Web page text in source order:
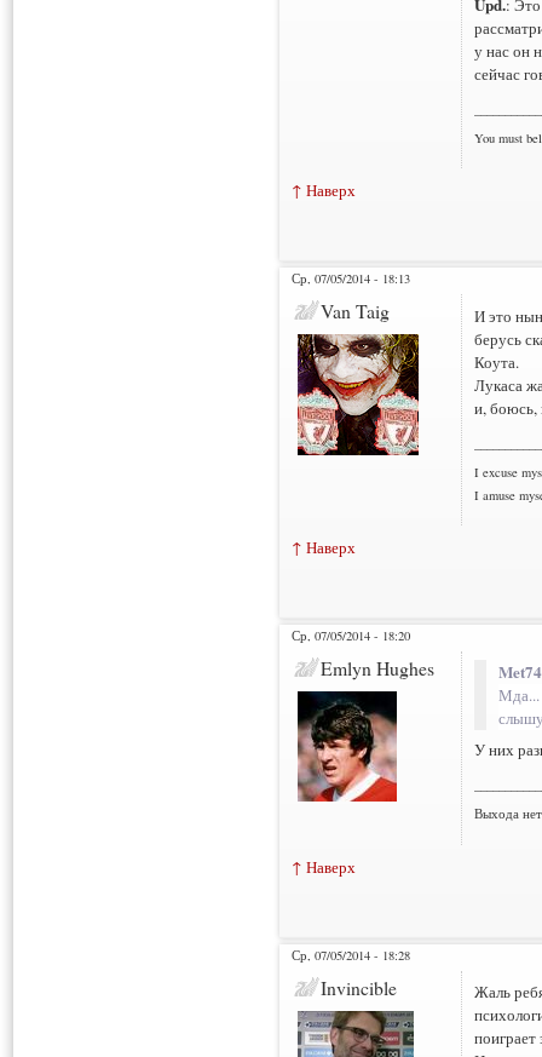
у нас он
сейчас
You must
↑ Наверх
Ср, 07/05/2014 - 18:13
Van Taig
И это
берусь
Коута.
Лукаса
и, боюсь,
I excuse
I amuse
↑ Наверх
Ср, 07/05/2014 - 18:20
Emlyn Hughes
Мда...
У них
Выхода
↑ Наверх
Ср, 07/05/2014 - 18:28
Invincible
Жаль